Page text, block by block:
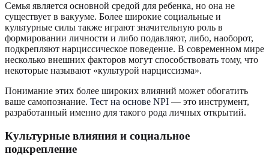
Семья является основной средой для ребенка, но она не
существует в вакууме. Более широкие социальные и
культурные силы также играют значительную роль в
формировании личности и либо подавляют, либо, наоборот,
подкрепляют нарциссическое поведение. В современном мире
несколько внешних факторов могут способствовать тому, что
некоторые называют «культурой нарциссизма».
Понимание этих более широких влияний может обогатить
ваше самопознание. Тест на основе NPI — это инструмент,
разработанный именно для такого рода личных открытий.
Культурные влияния и социальное
подкрепление